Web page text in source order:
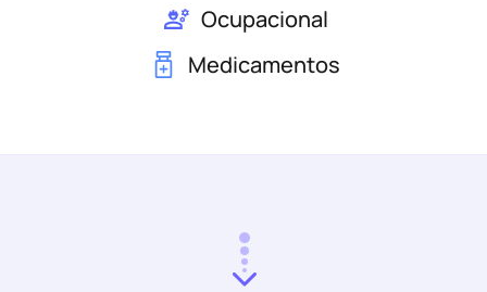
Ocupacional
Medicamentos